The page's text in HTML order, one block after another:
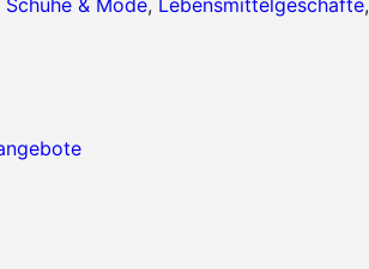
Schuhe & Mode, Lebensmittelgeschäfte,